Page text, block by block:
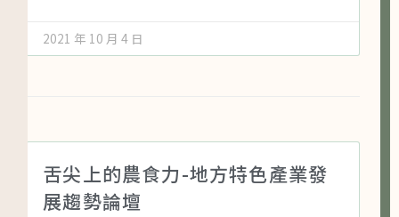
2021 年 10 月 4 日
舌尖上的農食力-地方特色產業發
展趨勢論壇